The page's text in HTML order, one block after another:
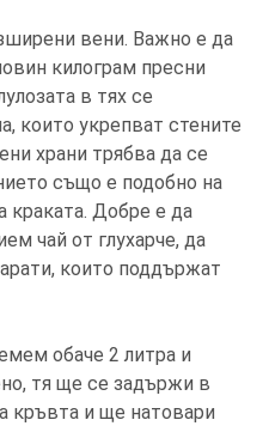
вени. Важно е да
килограм пресни
в тях се
които укрепват стените
храни трябва да се
също е подобно на
краката. Добре е да
чай от глухарче, да
които поддържат
обаче 2 литра и
тя ще се задържи в
кръвта и ще натовари